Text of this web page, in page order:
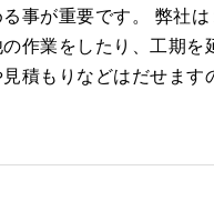
事が重要です。 弊社
作業をしたり、工期を
積もりなどはだせます